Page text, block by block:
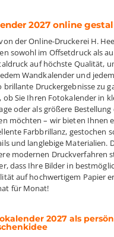
2027 online
der Online-Druckerei H.
sowohl im Offsetdruck als
auf höchste Qualität,
Wandkalender und
brillante Druckergebnisse zu
ob Sie Ihren Fotokalender in
oder als größere Bestellung
möchten – wir bieten Ihnen
Farbbrillanz, gestochen
und langlebige Materialien.
modernen Druckverfahren
dass Ihre Bilder in
auf hochwertigem Papier
für Monat!
2027 als